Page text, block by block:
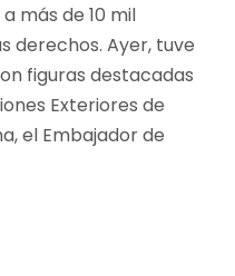
más de 10 mil
derechos. Ayer, tuve
figuras destacadas
Exteriores de
el Embajador de